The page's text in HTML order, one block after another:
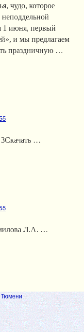
чудо, которое
1 июня, первый
и мы предлагаем
праздничную …
3Скачать …
Л.А. …